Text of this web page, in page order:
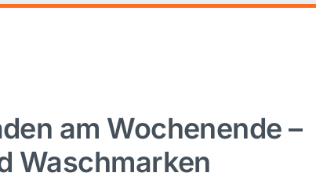
am Wochenende –
Waschmarken